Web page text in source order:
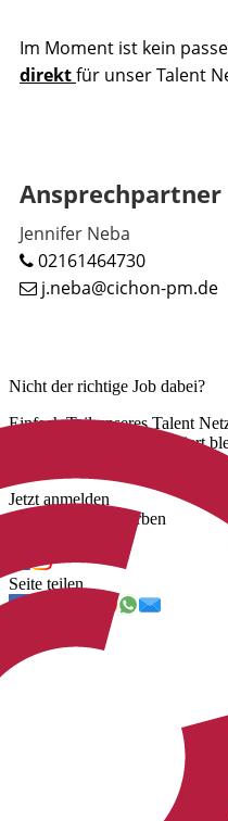
Im Moment ist kein
direktfür unser Talent
Ansprechpartner
Jennifer Neba
02161464730
j.neba@cichon-pm.de
Nicht der richtige Job dabei?
Einfach Teil unseres Talent
unsere neuen Jobs informiert
Jetzt anmelden
Jetzt initiativ bewerben
Seite teilen